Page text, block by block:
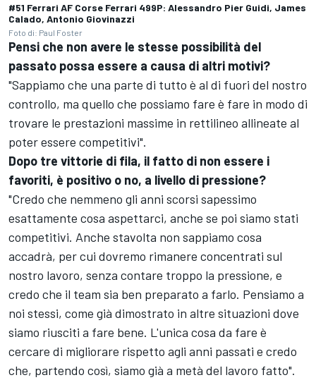
#51 Ferrari AF Corse Ferrari 499P: Alessandro Pier Guidi, James
Calado, Antonio Giovinazzi
Foto di: Paul Foster
Pensi che non avere le stesse possibilità del
passato possa essere a causa di altri motivi?
"Sappiamo che una parte di tutto è al di fuori del nostro
controllo, ma quello che possiamo fare è fare in modo di
trovare le prestazioni massime in rettilineo allineate al
poter essere competitivi".
Dopo tre vittorie di fila, il fatto di non essere i
favoriti, è positivo o no, a livello di pressione?
"Credo che nemmeno gli anni scorsi sapessimo
esattamente cosa aspettarci, anche se poi siamo stati
competitivi. Anche stavolta non sappiamo cosa
accadrà, per cui dovremo rimanere concentrati sul
nostro lavoro, senza contare troppo la pressione, e
credo che il team sia ben preparato a farlo. Pensiamo a
noi stessi, come già dimostrato in altre situazioni dove
siamo riusciti a fare bene. L'unica cosa da fare è
cercare di migliorare rispetto agli anni passati e credo
che, partendo così, siamo già a metà del lavoro fatto".